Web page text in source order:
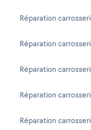
Réparation
Réparation
Réparation
Réparation
Réparation